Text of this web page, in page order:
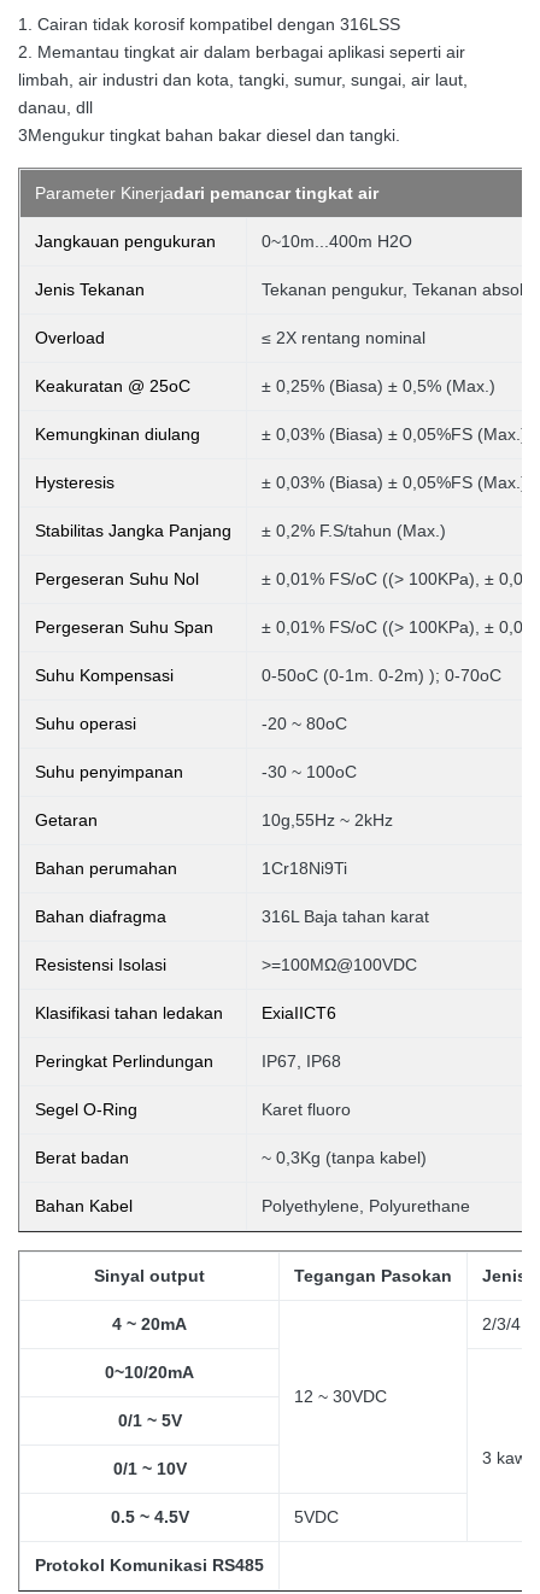
1. Cairan tidak korosif kompatibel dengan 316LSS
2. Memantau tingkat air dalam berbagai aplikasi seperti air
limbah, air industri dan kota, tangki, sumur, sungai, air laut,
danau, dll
3Mengukur tingkat bahan bakar diesel dan tangki.
Parameter Kinerjadari pemancar tingkat air
Jangkauan pengukuran 0~10m...400m H2O
Jenis Tekanan Tekanan pengukur, Tekanan
Overload ≤ 2X rentang nominal
Keakuratan @ 25oC ± 0,25% (Biasa) ± 0,5% (Max.)
Kemungkinan diulang ± 0,03% (Biasa) ± 0,05%FS (Max.)
Hysteresis ± 0,03% (Biasa) ± 0,05%FS (Max.)
Stabilitas Jangka Panjang ± 0,2% F.S/tahun (Max.)
Pergeseran Suhu Nol ± 0,01% FS/oC ((> 100KPa), ±
Pergeseran Suhu Span ± 0,01% FS/oC ((> 100KPa), ±
Suhu Kompensasi 0-50oC (0-1m. 0-2m) ); 0-70oC
Suhu operasi -20 ~ 80oC
Suhu penyimpanan -30 ~ 100oC
Getaran 10g,55Hz ~ 2kHz
Bahan perumahan 1Cr18Ni9Ti
Bahan diafragma 316L Baja tahan karat
Resistensi Isolasi >=100MΩ@100VDC
Klasifikasi tahan ledakan ExiaIICT6
Peringkat Perlindungan IP67, IP68
Segel O-Ring Karet fluoro
Berat badan ~ 0,3Kg (tanpa kabel)
Bahan Kabel Polyethylene, Polyurethane
Sinyal output Tegangan Pasokan Jenis
4 ~ 20mA
12 ~ 30VDC
2/3/4
0~10/20mA
3 kawat
0/1 ~ 5V
0/1 ~ 10V
0.5 ~ 4.5V 5VDC
Protokol Komunikasi RS485